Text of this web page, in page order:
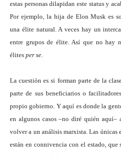
estas personas dilapidan este status y
Por ejemplo, la hija de Elon Musk es
una élite natural. A veces hay un
entre grupos de élite. Así que no hay
élites per se
La cuestión es si forman parte de la
parte de sus beneficiarios o
propio gobierno. Y aquí es donde la
en algunos casos –no diré quién aquí–
volver a un análisis marxista. Las únicas
están en connivencia con el estado, que